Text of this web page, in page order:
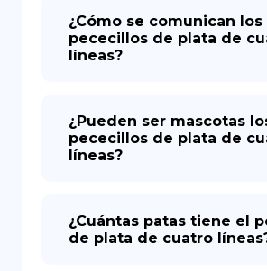
¿Cómo se comunican los
pececillos de plata de
líneas?
¿Pueden ser mascotas
pececillos de plata de
líneas?
¿Cuántas patas tiene el
de plata de cuatro